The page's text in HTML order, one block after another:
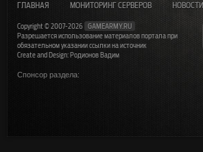
ГЛАВНАЯ МОНИТОРИНГ СЕРВЕРОВ НОВОСТИ
Copyright © 2007-2026
GAMEARMY.RU
Разрешается использование материалов портала при
обязательном указании ссылки на источник
Create and Design: Родионов Вадим
Спонсор раздела: